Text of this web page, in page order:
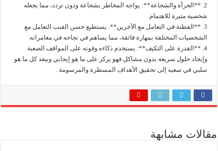
2. **الجرأة والشجاعة**: يواجه المخاطر بشجاعة ودون تردد، مما يجعله
شخصية مثيرة للاهتمام.
3. **الفطنة في التعامل مع الآخرين**: يستطيع حسن القنب التعامل مع
الشخصيات المختلفة بمهارة فائقة، مما يساهم في نجاحه في مغامراته.
4. **القدرة على التكيف**: يستخدم ذكاءه وقوته على المواقف الصعبة
وإيجاد حلول سريعة بدون مشاكل فهو يركز على ما هو إيجابي ويبعد كل ما هو
سلبي في سعيه إلى تحقيق الأهداف المسطرة والمرسومة .
مقالات مشابهة